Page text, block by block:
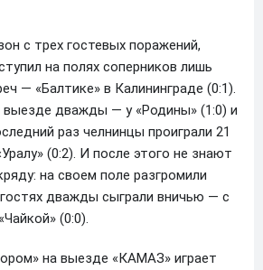
с трех гостевых поражений,
на полях соперников лишь
— «Балтике» в Калининграде (0:1).
дважды — у «Родины» (1:0) и
раз челнинцы проиграли 21
(0:2). И после этого не знают
на своем поле разгромили
дважды сыграли вничью — с
(0:0).
на выезде «КАМАЗ» играет